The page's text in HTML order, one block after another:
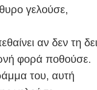
γελούσε,
αν δεν τη
φορά ποθούσε.
του, αυτή